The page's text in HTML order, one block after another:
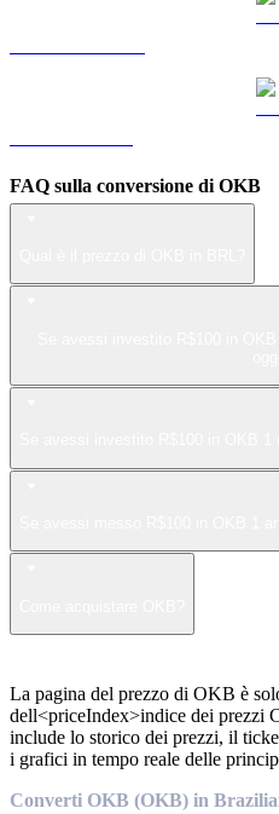
FAQ sulla conversione di OKB
La pagina del prezzo di OKB è
dell<priceIndex>indice dei prezzi
include lo storico dei prezzi, il
i grafici in tempo reale delle
Converti OKB (OKB) in